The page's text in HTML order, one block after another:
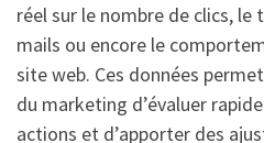
réel sur le nombre de clics, le
mails ou encore le
site web. Ces données
du marketing d’évaluer
actions et d’apporter des